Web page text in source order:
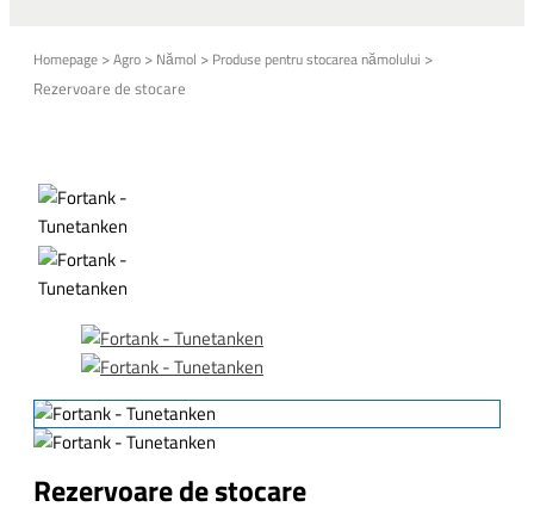
Homepage >Agro > Nămol > Produse pentru stocarea nămolului >
Rezervoare de stocare
Rezervoare de stocare